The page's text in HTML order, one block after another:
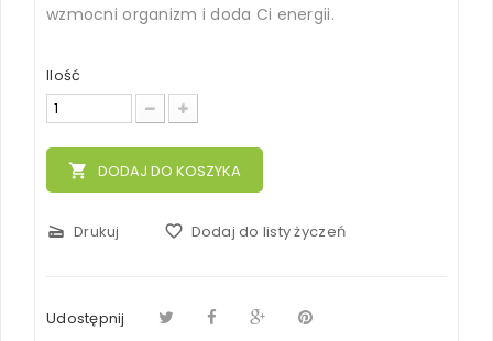
wzmocni organizm i doda Ci energii.
Ilość
local_grocery_store DODAJ DO KOSZYKA
scanner Drukuj favorite_border Dodaj do listy życzeń
Udostępnij